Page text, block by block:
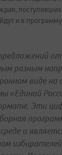
и в
разным
виде на
«Единой
Эти
и
избирателей